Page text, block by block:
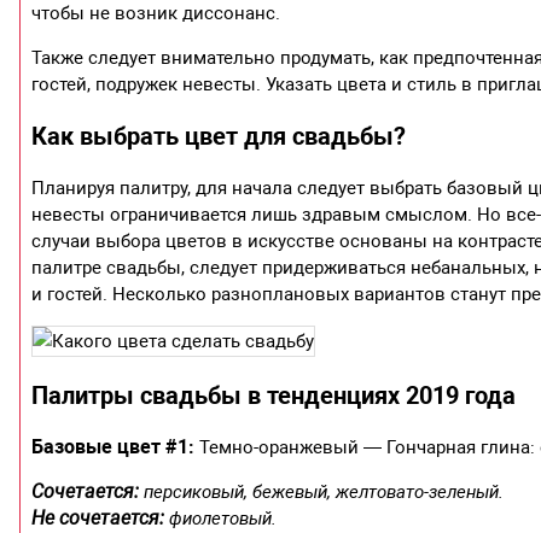
чтобы не возник диссонанс.
Также следует внимательно продумать, как
гостей, подружек невесты. Указать цвета и стиль в
Как выбрать цвет для свадьбы?
Планируя палитру, для начала следует выбрать базовый
невесты ограничивается лишь здравым смыслом. Но
случаи выбора цветов в искусстве основаны на
палитре свадьбы, следует придерживаться
и гостей. Несколько разноплановых вариантов станут
Палитры свадьбы в тенденциях 2019 года
Базовые цвет #1: Темно-оранжевый — Гончарная глина:
Сочетается: персиковый, бежевый, желтовато-зеленый.
Не сочетается: фиолетовый.